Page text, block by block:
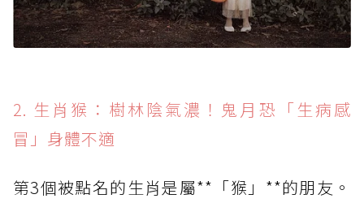
2. 生肖猴：樹林陰氣濃！鬼月恐「生病感
冒」身體不適
第3個被點名的生肖是屬**「猴」**的朋友。